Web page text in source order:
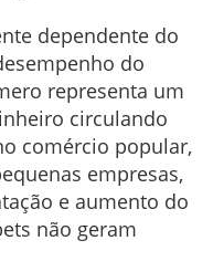
dependente do
do
representa um
circulando
comércio popular,
empresas,
e aumento do
não geram